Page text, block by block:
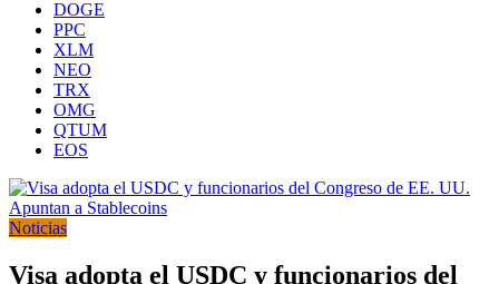
DOGE
PPC
XLM
NEO
TRX
OMG
QTUM
EOS
Noticias
Visa adopta el USDC y funcionarios del